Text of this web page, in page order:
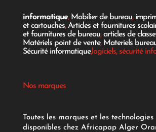
informatique, Mobilier de bureau,
et cartouches,Articles et fournitures
et fournitures de bureau,articles de
Matériels point de vente, Materiels
Sécurité informatique,logiciels, sécurité
Nos marques
Toutes les marques et les technologies
disponibles chez Africapap Alger